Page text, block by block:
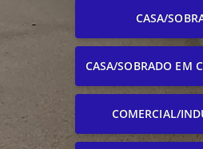
CASA/
CASA/SOBRADO EM
COMERCIAL/